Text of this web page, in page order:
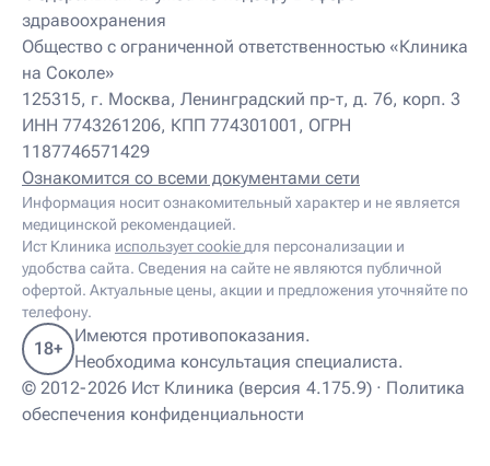
Детский остеопат
Детский отоневролог
Детский подиатр
Детский психолог
Детский психотерапевт
Детский реабилитолог
Детский ревматолог
Детский рефлексотерапевт
Детский сомнолог
Детский спортивный врач
Детский травматолог
Детский травматолог-ортопед
Детский физиотерапевт
Детский эндокринолог
Диабетолог
Диетолог
И
Иглорефлексотерапевт
здравоохранения
Общество с ограниченной ответственностью «Клиника
на Соколе»
125315, г. Москва, Ленинградский пр-т, д. 76, корп. 3
ИНН 7743261206, КПП 774301001, ОГРН
1187746571429
Ознакомится со всеми документами сети
Информация носит ознакомительный характер и не является
медицинской рекомендацией.
Ист Клиника использует cookie для персонализации и
удобства сайта. Сведения на сайте не являются публичной
офертой. Актуальные цены, акции и предложения уточняйте по
телефону.
© 2012-2026 Ист Клиника (версия 4.175.9) · Политика
обеспечения конфиденциальности
Имеются противопоказания.
Необходима консультация специалиста.
18+